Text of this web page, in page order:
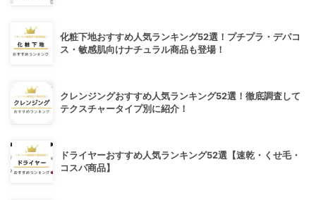
化粧下地おすすめ人気ランキング52選！プチプラ・デパコ
ス・敏感肌向けナチュラル商品も登場！
クレンジングおすすめ人気ランキング52選！徹底調査して
テクスチャータイプ別に紹介！
ドライヤーおすすめ人気ランキング52選【速乾・くせ毛・
コスパ商品】